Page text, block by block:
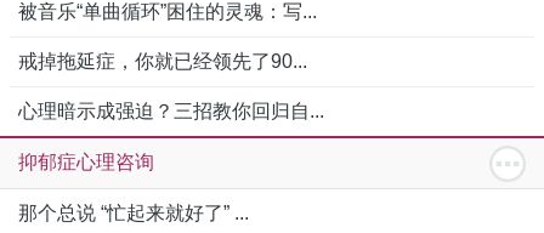
被音乐“单曲循环”困住的灵魂：写...
戒掉拖延症，你就已经领先了90...
心理暗示成强迫？三招教你回归自...
抑郁症心理咨询
那个总说 “忙起来就好了” ...